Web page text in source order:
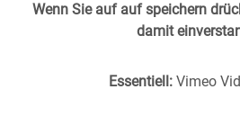
Stuttgart aus derVergangenheitin
Wenn Sie auf auf speichern
damit
Essentiell:Vimeo